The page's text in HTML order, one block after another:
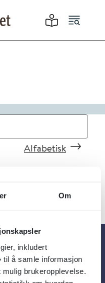
Om
inkludert
til å samle informasjon
brukeropplevelse.
Alfabetisk